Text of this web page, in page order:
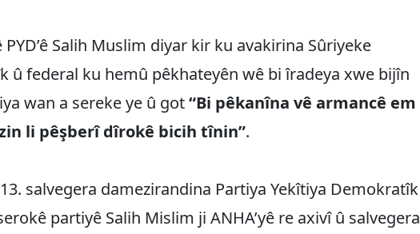
PYD’ê Salih Muslim diyar kir ku avakirina Sûriyeke
û federal ku hemû pêkhateyên wê bi îradeya xwe bijîn
wan a sereke ye û got“Bi pêkanîna vê armancê em
li pêşberî dîrokê bicih tînin”.
salvegera damezirandina Partiya Yekîtiya Demokratîk
partiyê Salih Mislim ji ANHA’yê re axivî û salvegera